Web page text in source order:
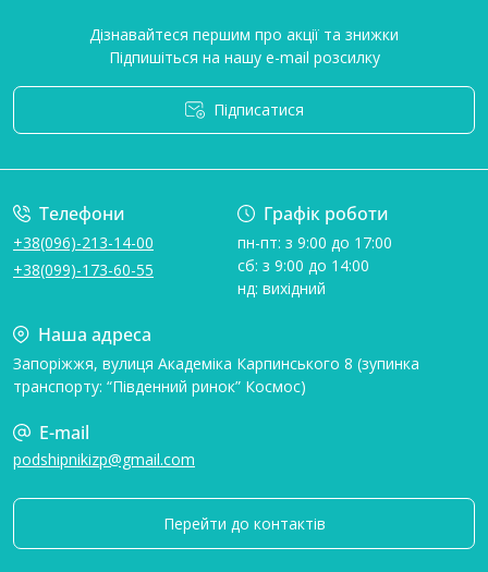
Дізнавайтеся першим про акції та знижки
Підпишіться на нашу e-mail розсилку
Підписатися
Телефони
+38(096)-213-14-00
+38(099)-173-60-55
Графік роботи
пн-пт: з 9:00 до 17:00
сб: з 9:00 до 14:00
нд: вихідний
Наша адреса
Запоріжжя, вулиця Академіка Карпинського 8 (зупинка
транспорту: “Південний ринок” Космос)
E-mail
podshipnikizp@gmail.com
Перейти до контактів